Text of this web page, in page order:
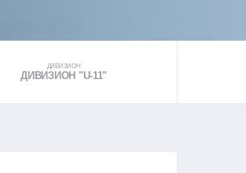
ДИВИЗИОН
ДИВИЗИОН "U-11"